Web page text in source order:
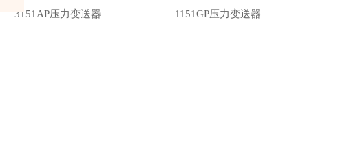
3151AP压力变送器 1151GP压力变送器